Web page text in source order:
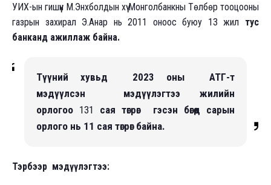
УИХ-ын гишүүн М.Энхболдын хүү Монголбанкны Төлбөр тооцооны
газрын захирал Э.Анар нь 2011 оноос буюу 13 жил тус
банканд ажиллаж байна.
Түүний хувьд 2023 оны АТГ-т
мэдүүлсэн мэдүүлэгтээ жилийн
орлогоо 131
сая төгрөг гэсэн бөгөөд сарын
орлого нь 11 сая төгрөг байна.
Тэрбээр мэдүүлэгтээ: